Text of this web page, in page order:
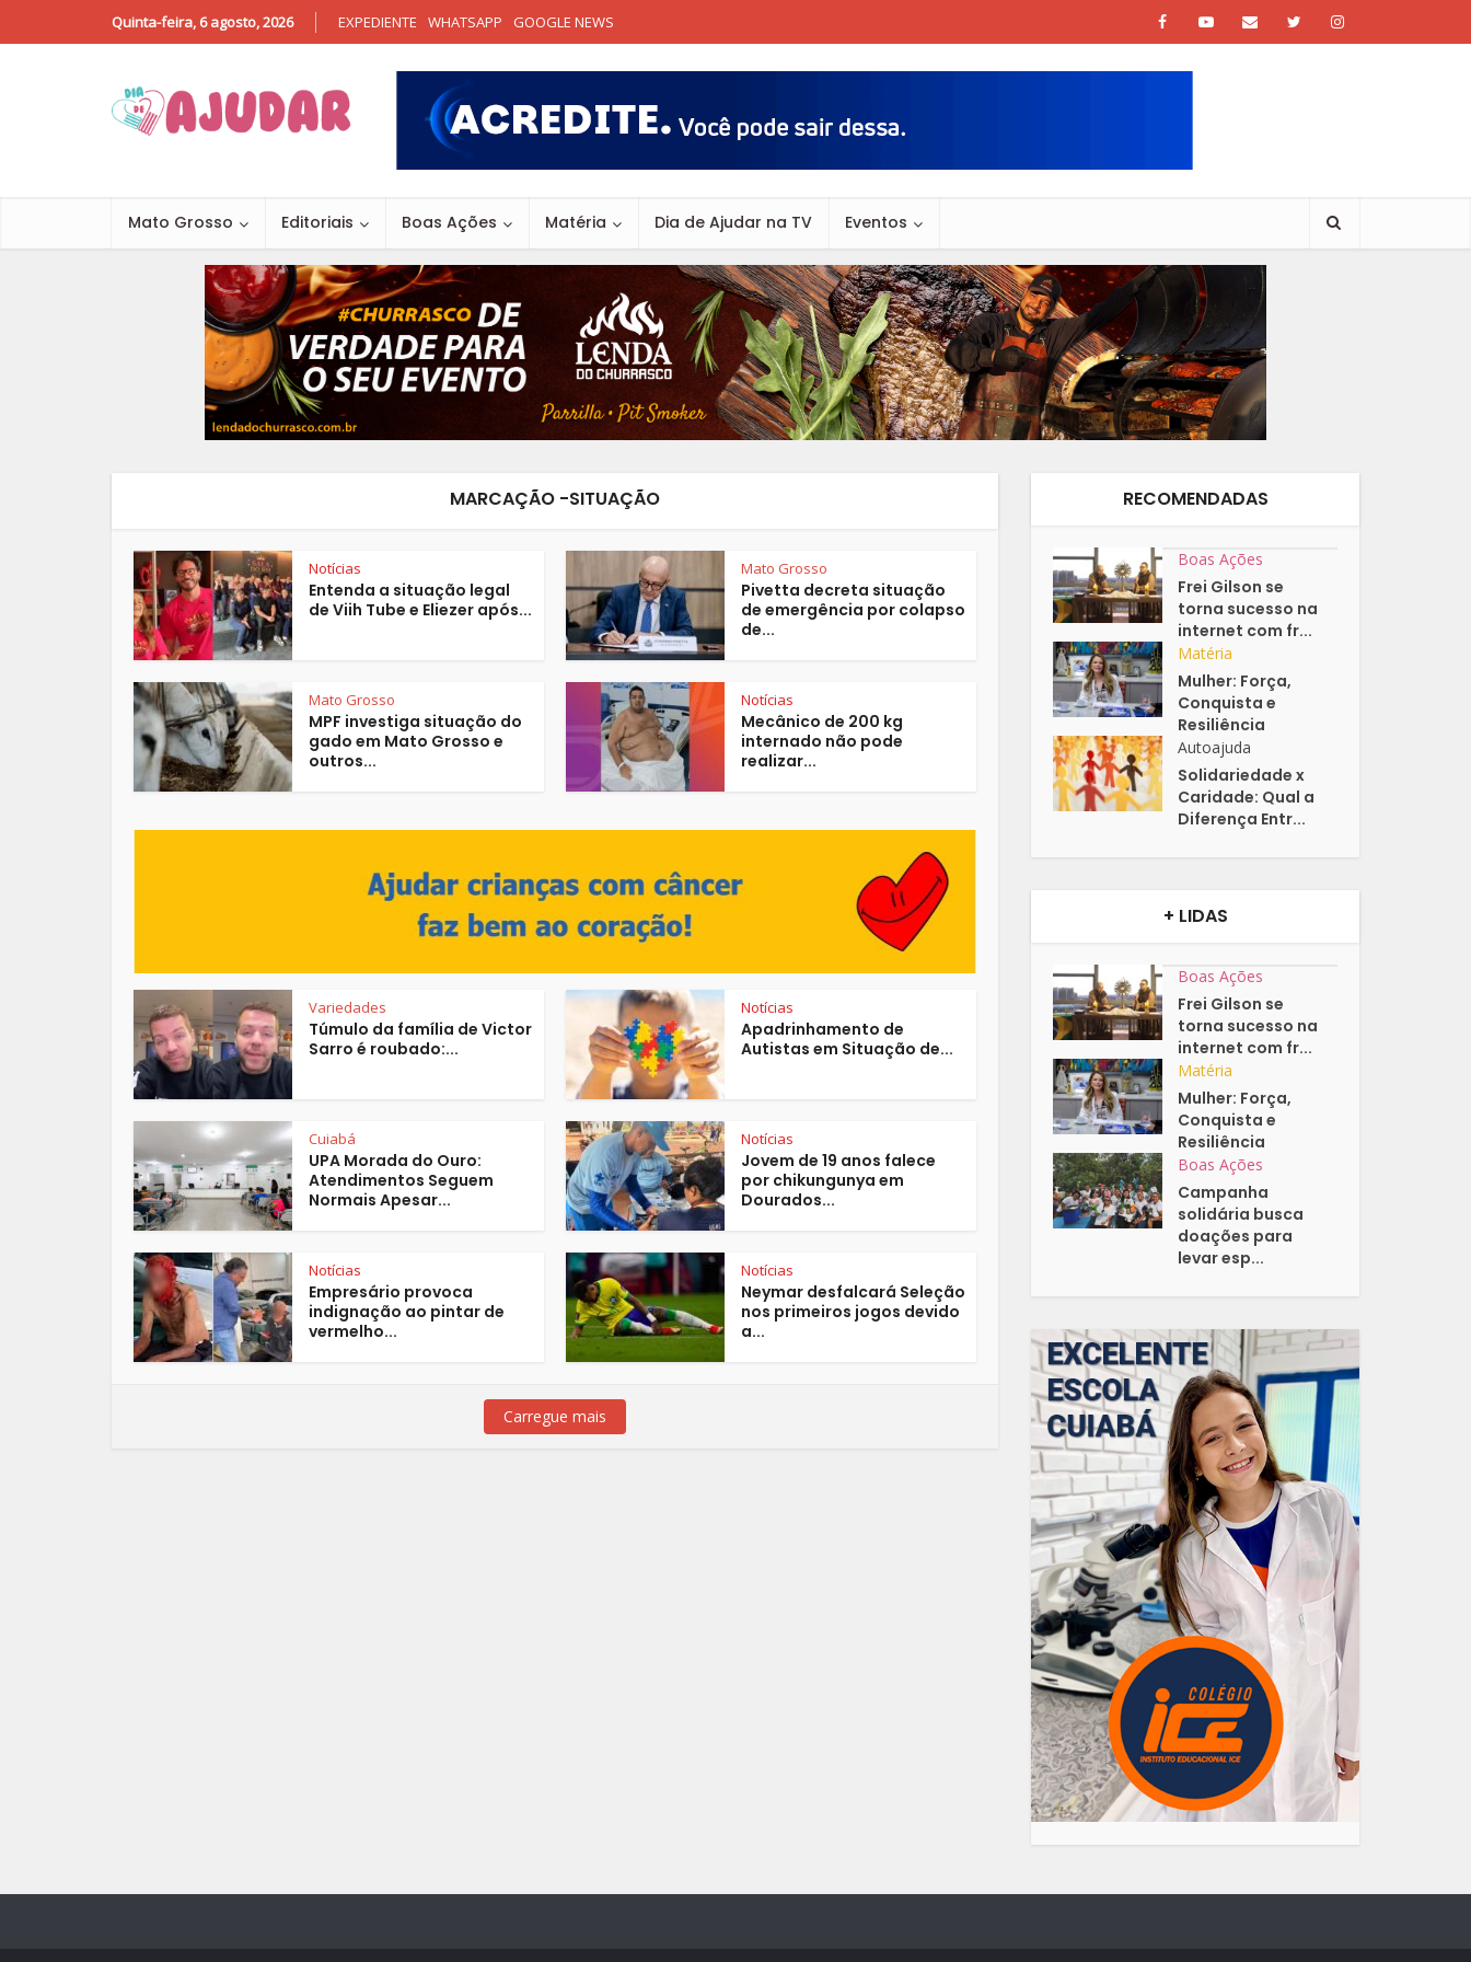
Quinta-feira, 6 agosto, 2026 EXPEDIENTE WHATSAPP GOOGLE NEWS
Mato Grosso Editoriais Boas Ações Matéria Dia de Ajudar na TV Eventos
MARCAÇÃO -SITUAÇÃO
Notícias
Entenda a situação legal
de Viih Tube e Eliezer após...
Mato Grosso
Pivetta decreta situação
de emergência por colapso
de...
Mato Grosso
MPF investiga situação do
gado em Mato Grosso e
outros...
Notícias
Mecânico de 200 kg
internado não pode
realizar...
Variedades
Túmulo da família de Victor
Sarro é roubado:...
Notícias
Apadrinhamento de
Autistas em Situação de...
Cuiabá
UPA Morada do Ouro:
Atendimentos Seguem
Normais Apesar...
Notícias
Jovem de 19 anos falece
por chikungunya em
Dourados...
Notícias
Empresário provoca
indignação ao pintar de
vermelho...
Notícias
Neymar desfalcará Seleção
nos primeiros jogos devido
a...
Carregue mais
RECOMENDADAS
Boas Ações
Frei Gilson se
torna sucesso na
internet com fr...
Matéria
Mulher: Força,
Conquista e
Resiliência
Autoajuda
Solidariedade x
Caridade: Qual a
Diferença Entr...
+ LIDAS
Boas Ações
Frei Gilson se
torna sucesso na
internet com fr...
Matéria
Mulher: Força,
Conquista e
Resiliência
Boas Ações
Campanha
solidária busca
doações para
levar esp...